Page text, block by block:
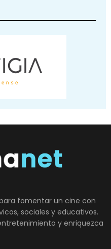
fomentar un cine con
sociales y educativos.
y enriquezca